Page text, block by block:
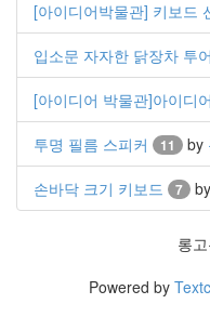
[아이디어박물관] 키보드
입소문 자자한 닭장차 투어
[아이디어 박물관]아이디
투명 필름 스피커 11 by
손바닥 크기 키보드 7 by
롱
Powered by